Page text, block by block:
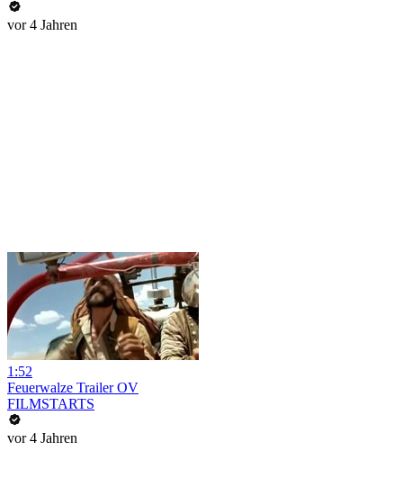
vor 4 Jahren
1:52
Feuerwalze Trailer OV
FILMSTARTS
vor 4 Jahren